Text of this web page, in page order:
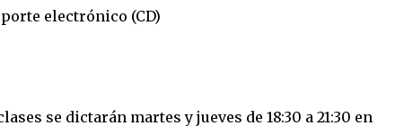
electrónico (CD)
se dictarán martes y jueves de 18:30 a 21:30 en